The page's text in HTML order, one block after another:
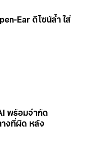
Ear ดีไซน์ล้ำ ใส่
พร้อมจำกัด
างที่ผิด หลัง